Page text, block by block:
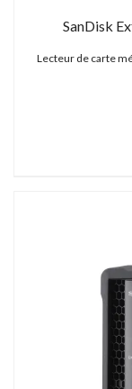
SanDisk
Lecteur de carte